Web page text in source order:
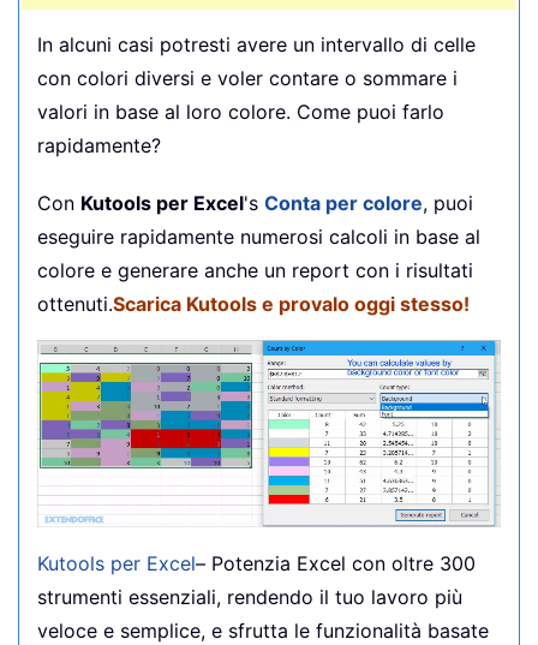
In alcuni casi potresti avere un intervallo di celle
con colori diversi e voler contare o sommare i
valori in base al loro colore. Come puoi farlo
rapidamente?
Con Kutools per Excel's Conta per colore, puoi
eseguire rapidamente numerosi calcoli in base al
colore e generare anche un report con i risultati
ottenuti.Scarica Kutools e provalo oggi stesso!
Kutools per Excel– Potenzia Excel con oltre 300
strumenti essenziali, rendendo il tuo lavoro più
veloce e semplice, e sfrutta le funzionalità basate